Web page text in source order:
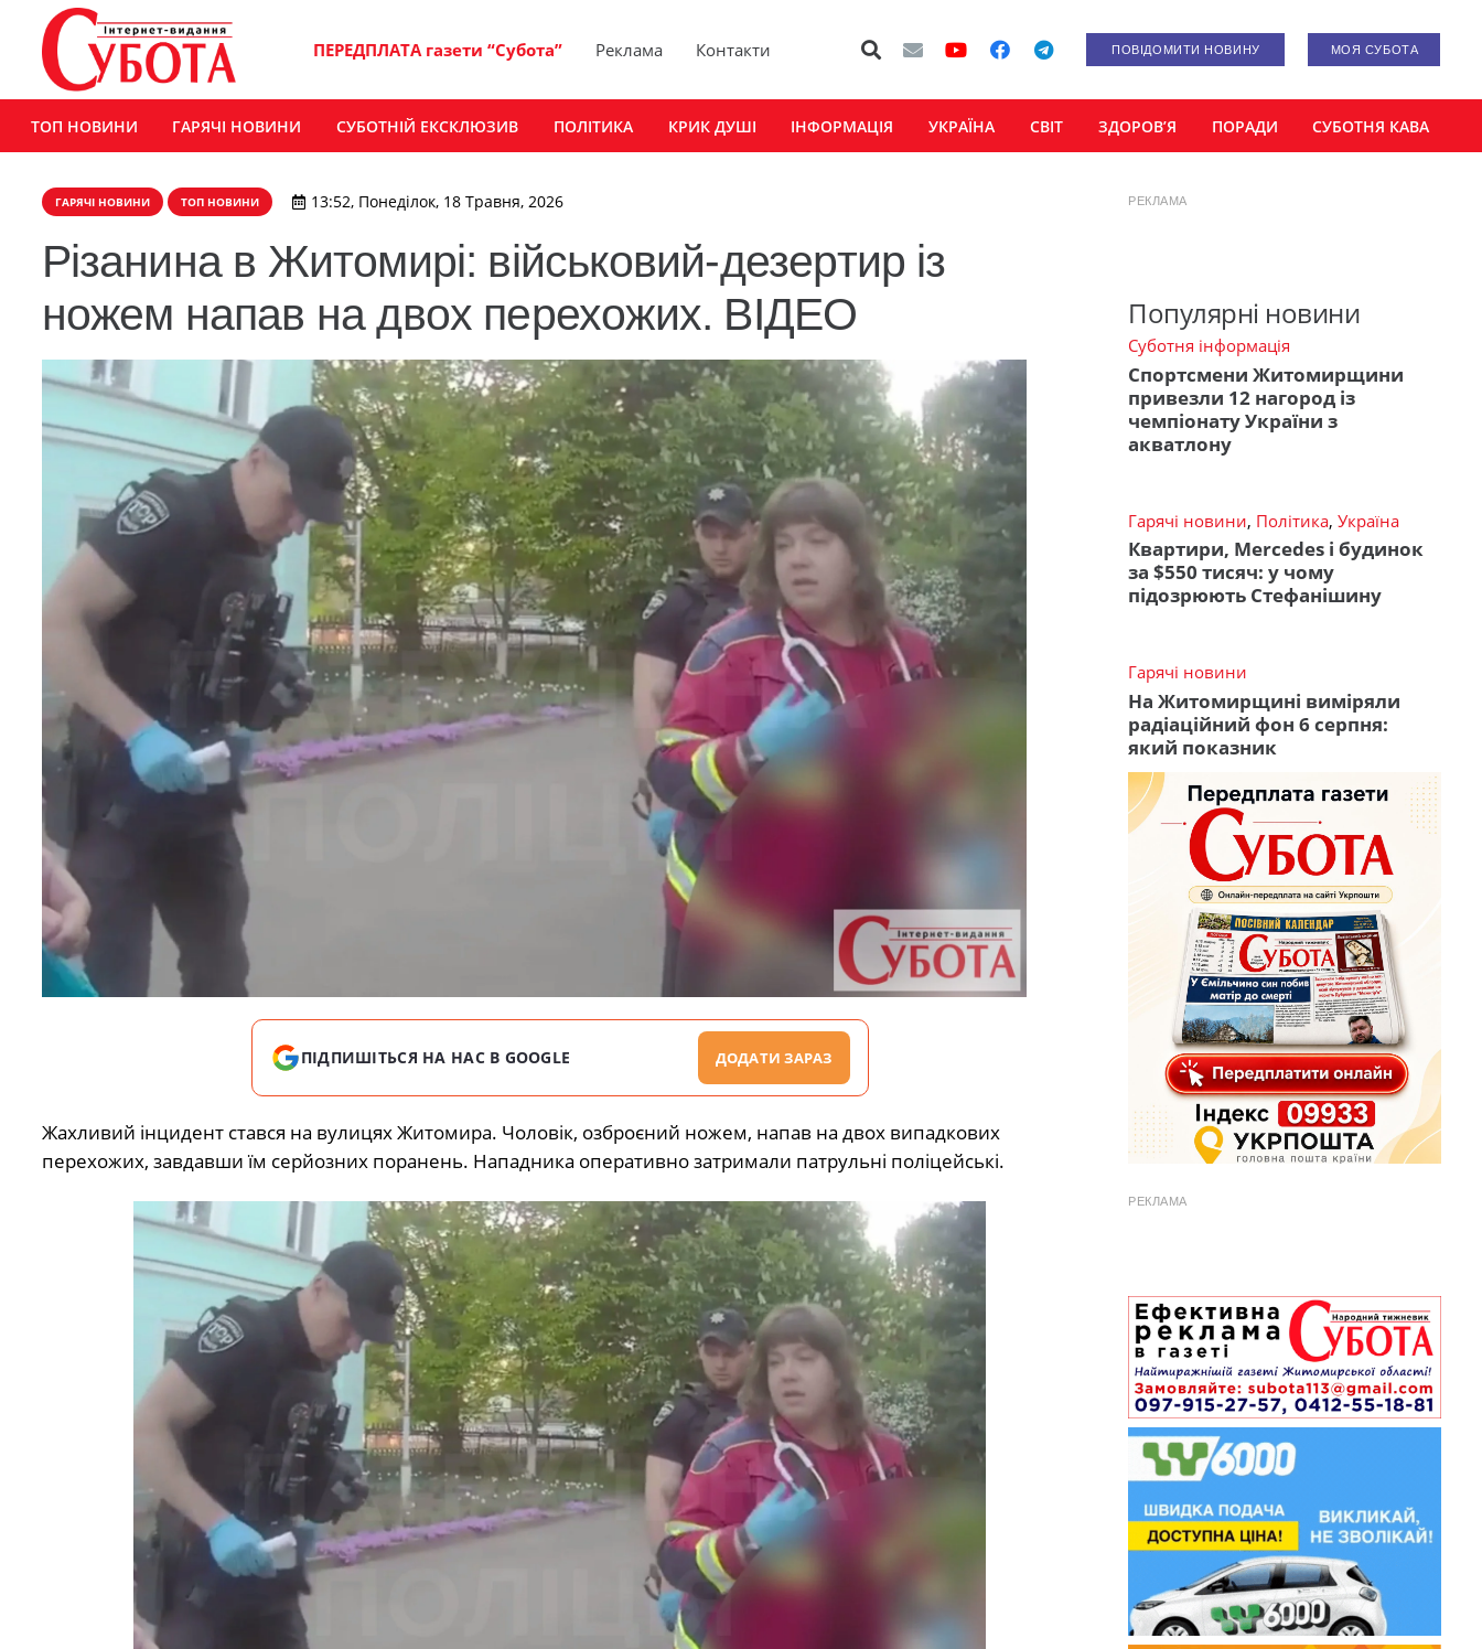
ПЕРЕДПЛАТА газети “Субота” Реклама Контакти ПОВІДОМИТИ НОВИНУ МОЯ СУБОТА
ТОП НОВИНИ ГАРЯЧІ НОВИНИ СУБОТНІЙ ЕКСКЛЮЗИВ ПОЛІТИКА КРИК ДУШІ ІНФОРМАЦІЯ УКРАЇНА СВІТ ЗДОРОВ’Я ПОРАДИ СУБОТНЯ КАВА
ГАРЯЧІ НОВИНИ ТОП НОВИНИ 13:52, Понеділок, 18 Травня, 2026
Різанина в Житомирі: військовий-дезертир із
ножем напав на двох перехожих. ВІДЕО
ПІДПИШІТЬСЯ НА НАС В GOOGLE ДОДАТИ ЗАРАЗ
Жахливий інцидент стався на вулицях Житомира. Чоловік, озброєний ножем, напав на двох випадкових
перехожих, завдавши їм серйозних поранень. Нападника оперативно затримали патрульні поліцейські.
РЕКЛАМА
Популярні новини
Суботня інформація
Спортсмени Житомирщини
привезли 12 нагород із
чемпіонату України з
акватлону
Гарячі новини, Політика, Україна
Квартири, Mercedes і будинок
за $550 тисяч: у чому
підозрюють Стефанішину
Гарячі новини
На Житомирщині виміряли
радіаційний фон 6 серпня:
який показник
РЕКЛАМА